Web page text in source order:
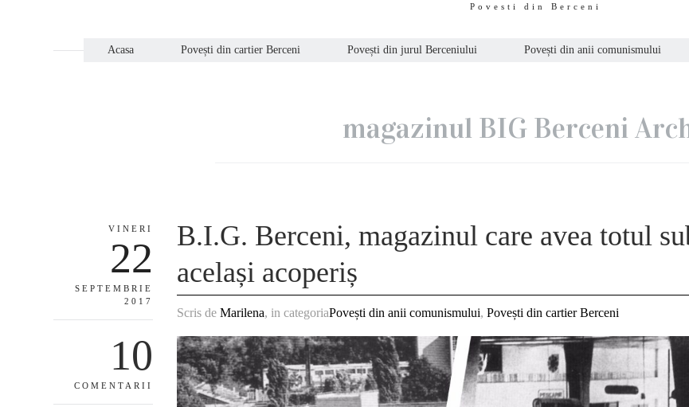
Povesti din Berceni
Acasa Povești din cartier Berceni Povești din jurul Berceniului Povești din anii comunismului
magazinul BIG Berceni
VINERI
22
SEPTEMBRIE
2017
10
COMENTARII
B.I.G. Berceni, magazinul care avea totul
același acoperiș
Scris deMarilena, in categoriaPovești din anii comunismului,Povești din cartier Berceni